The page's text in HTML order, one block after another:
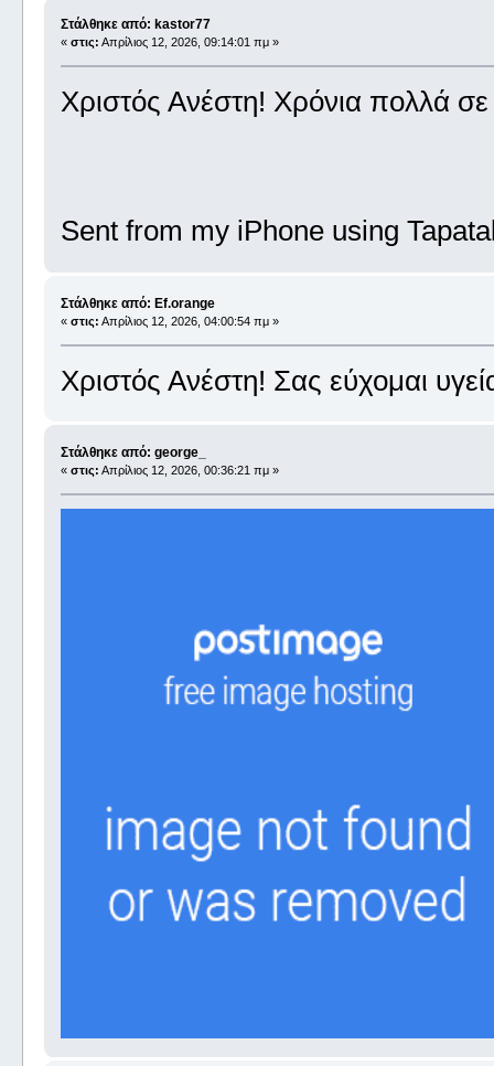
Στάλθηκε από: kastor77
« στις: Απρίλιος 12, 2026, 09:14:01 πμ »
Χριστός Ανέστη! Χρόνια πολλά σε
Sent from my iPhone using
Στάλθηκε από: Ef.orange
« στις: Απρίλιος 12, 2026, 04:00:54 πμ »
Χριστός Ανέστη! Σας εύχομαι
Στάλθηκε από: george_
« στις: Απρίλιος 12, 2026, 00:36:21 πμ »